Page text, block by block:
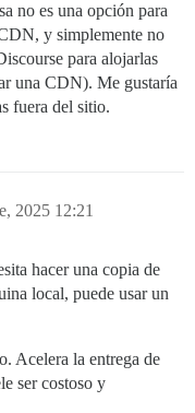
no es una opción para
y simplemente no
para alojarlas
una CDN). Me gustaría
fuera del sitio.
2025 12:21
hacer una copia de
local, puede usar un
Acelera la entrega de
ser costoso y